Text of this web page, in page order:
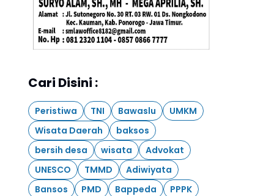
Cari Disini :
Peristiwa TNI Bawaslu
UMKM
Wisata Daerah
baksos
bersih desa
wisata
Advokat
UNESCO
TMMD
Adiwiyata
Bansos
PMD Bappeda
PPPK